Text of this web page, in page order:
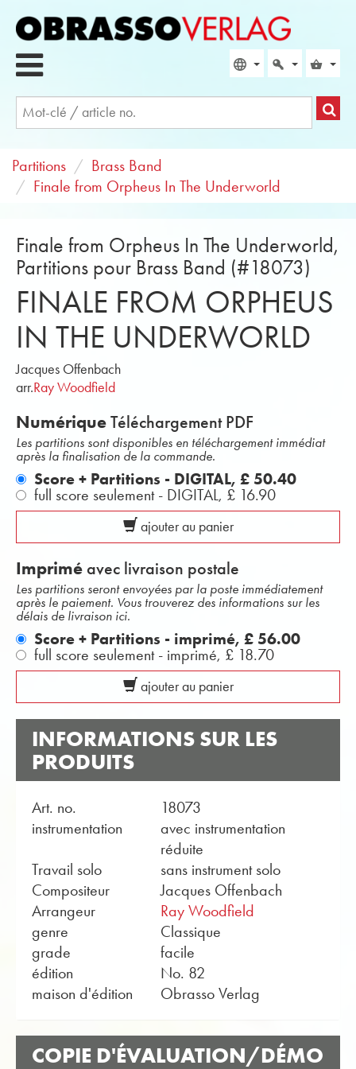
Partitions
Brass Band
Finale from Orpheus In The Underworld
Finale from Orpheus In The Underworld,
Partitions pour Brass Band (#18073)
FINALE FROM ORPHEUS
IN THE UNDERWORLD
Jacques Offenbach
arr.Ray Woodfield
NumériqueTéléchargement PDF
Les partitions sont disponibles en téléchargement immédiat
après la finalisation de la commande.
Score + Partitions - DIGITAL, £ 50.40
full score seulement - DIGITAL, £ 16.90
ajouter au panier
Imprimé avec livraison postale
Les partitions seront envoyées par la poste immédiatement
après le paiement. Vous trouverez des informations sur les
délais de livraison ici.
Score + Partitions - imprimé, £ 56.00
full score seulement - imprimé, £ 18.70
ajouter au panier
INFORMATIONS SUR LES
PRODUITS
Art. no.
18073
instrumentation
avec instrumentation
réduite
Travail solo
sans instrument solo
Compositeur
Jacques Offenbach
Arrangeur
Ray Woodfield
genre
Classique
grade
facile
édition
No. 82
maison d'édition
Obrasso Verlag
COPIE D'ÉVALUATION/DÉMO